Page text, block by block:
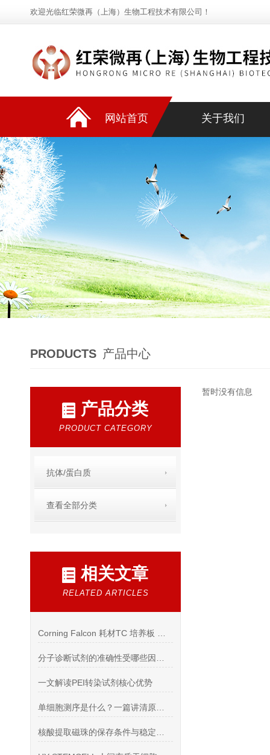
欢迎光临红荣微再（上海）生物工程技术有限公司！
网站首页 关于我们
PRODUCTS 产品中心
产品分类
PRODUCT CATEGORY
抗体/蛋白质
查看全部分类
相关文章
RELATED ARTICLES
一文解读PEI转染试剂核心优势
暂时没有信息